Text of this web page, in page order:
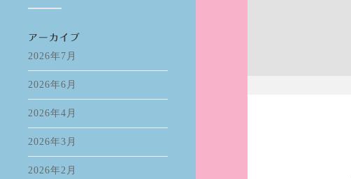
アーカイブ
2026年7月
2026年6月
2026年4月
2026年3月
2026年2月